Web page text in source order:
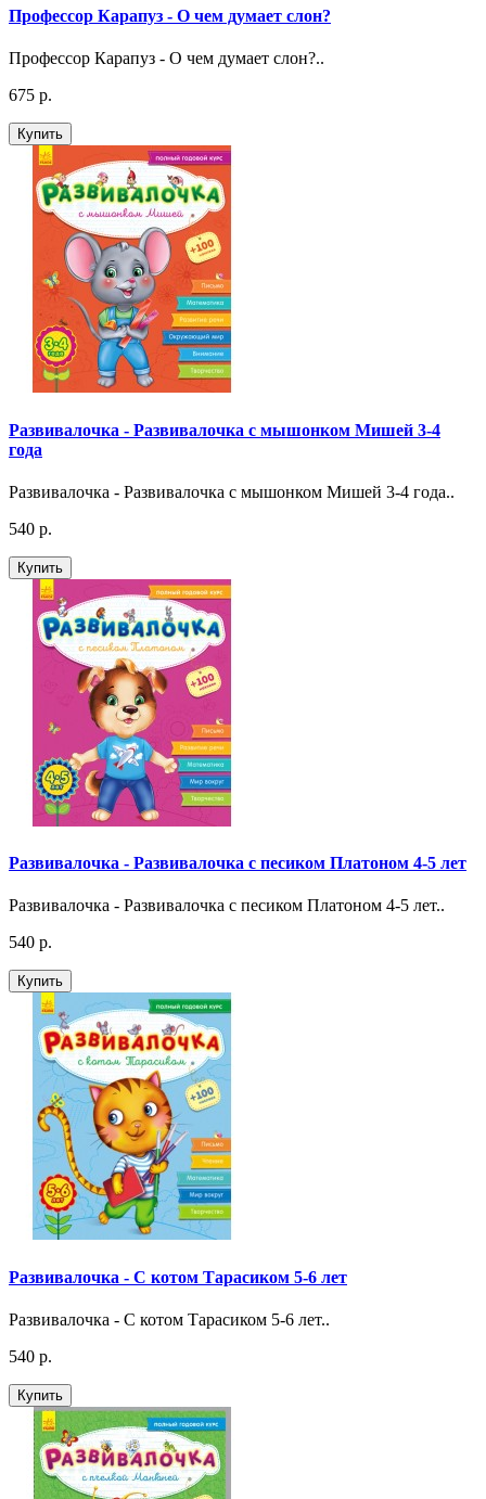
Профессор Карапуз - О чем думает слон?
Профессор Карапуз - О чем думает слон?..
675 р.
Купить
Развивалочка - Развивалочка с мышонком Мишей 3-4
года
Развивалочка - Развивалочка с мышонком Мишей 3-4 года..
540 р.
Купить
Развивалочка - Развивалочка с песиком Платоном 4-5 лет
Развивалочка - Развивалочка с песиком Платоном 4-5 лет..
540 р.
Купить
Развивалочка - С котом Тарасиком 5-6 лет
Развивалочка - С котом Тарасиком 5-6 лет..
540 р.
Купить